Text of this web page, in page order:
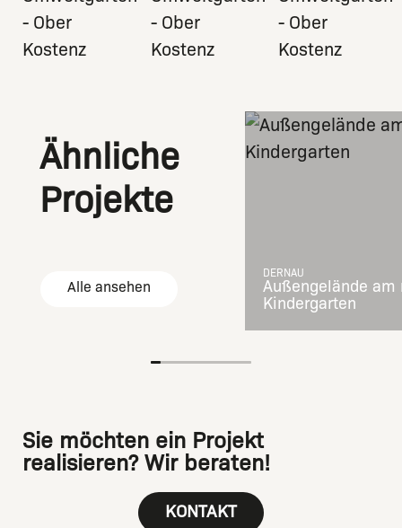
Ähnliche
Projekte
Alle ansehen
DERNAU
Außengelände am
Kindergarten
Sie möchten ein Projekt
realisieren? Wir beraten!
KONTAKT